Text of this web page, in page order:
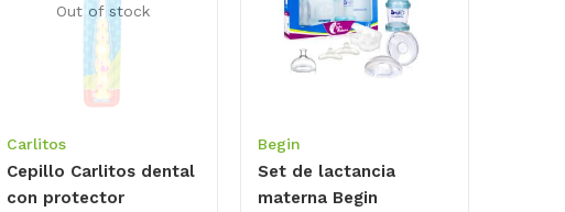
Out of stock
Carlitos
Cepillo Carlitos dental
con protector
Begin
Set de lactancia
materna Begin